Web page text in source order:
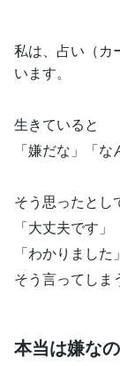
私は、占い（カ
います。
生きていると
「嫌だな」「な
そう思ったとし
「大丈夫です」
「わかりました」
そう言ってしま
本当は嫌なの